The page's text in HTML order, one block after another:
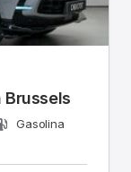
Brussels
Gasolina